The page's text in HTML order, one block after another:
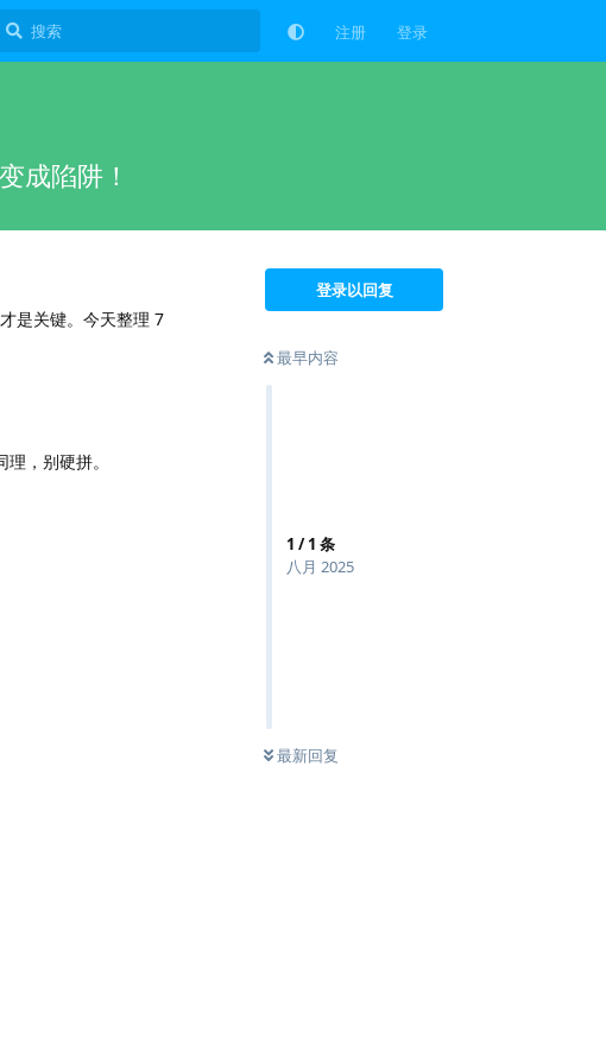
注册 登录
成陷阱！
登录以回复
最早内容
1 /1 条
八月 2025
最新回复
是关键。今天整理 7
，别硬拼。